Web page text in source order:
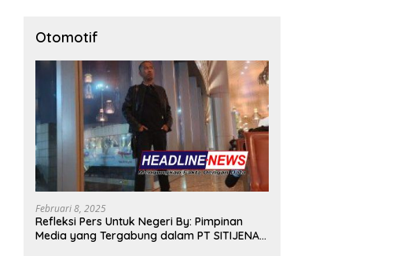
Otomotif
Februari 8, 2025
Refleksi Pers Untuk Negeri By: Pimpinan
Media yang Tergabung dalam PT SITIJENAR